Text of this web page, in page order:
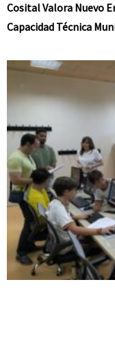
Cosital Valora Nuevo
Capacidad Técnica